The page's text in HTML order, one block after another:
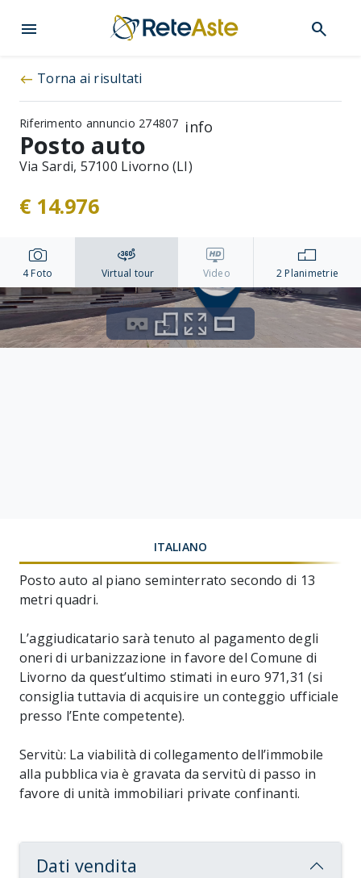
menu search
west Torna ai risultati
Riferimento annuncio 274807 info
Posto auto
Via Sardi, 57100 Livorno (LI)
€ 14.976
4Foto Virtual tour Video 2Planimetrie
ITALIANO
Posto auto al piano seminterrato secondo di 13
metri quadri.
L’aggiudicatario sarà tenuto al pagamento degli
oneri di urbanizzazione in favore del Comune di
Livorno da quest’ultimo stimati in euro 971,31 (si
consiglia tuttavia di acquisire un conteggio ufficiale
presso l’Ente competente).
Servitù: La viabilità di collegamento dell’immobile
alla pubblica via è gravata da servitù di passo in
favore di unità immobiliari private confinanti.
Dati vendita